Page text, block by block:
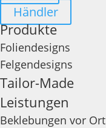
Händler
Produkte
Foliendesigns
Felgendesigns
Tailor-Made
Leistungen
Beklebungen vor Ort